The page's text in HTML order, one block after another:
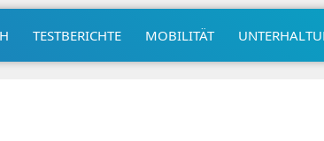
TESTBERICHTE MOBILITÄT